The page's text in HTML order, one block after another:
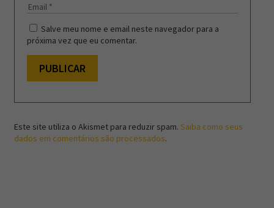
Salve meu nome e email neste navegador para a
próxima vez que eu comentar.
Este site utiliza o Akismet para reduzir spam. Saiba como seus
dados em comentários são processados.